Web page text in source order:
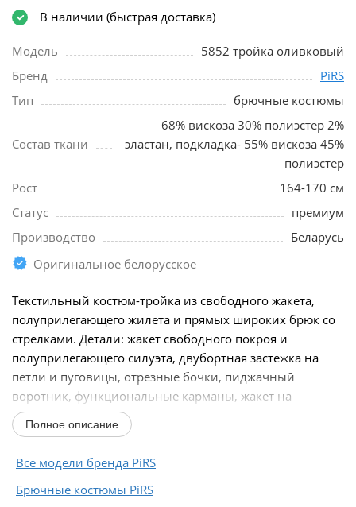
В наличии (быстрая доставка)
Модель
5852 тройка оливковый
Бренд
PiRS
Тип
брючные костюмы
Состав ткани
68% вискоза 30% полиэстер 2%
эластан, подкладка- 55% вискоза 45%
полиэстер
Рост
164-170 см
Статус
премиум
Производство
Беларусь
Оригинальное белорусское
Текстильный костюм-тройка из свободного жакета,
полуприлегающего жилета и прямых широких брюк со
стрелками. Детали: жакет свободного покроя и
полуприлегающего силуэта, двубортная застежка на
петли и пуговицы, отрезные бочки, пиджачный
воротник, функциональные карманы, жакет на
подкладке...
Полное описание
Все модели бренда PiRS
Брючные костюмы PiRS